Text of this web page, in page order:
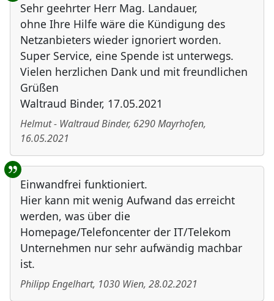
Sehr geehrter Herr Mag. Landauer,
ohne Ihre Hilfe wäre die Kündigung des
Netzanbieters wieder ignoriert worden.
Super Service, eine Spende ist unterwegs.
Vielen herzlichen Dank und mit freundlichen
Grüßen
Waltraud Binder, 17.05.2021
Helmut - Waltraud Binder, 6290Mayrhofen,
16.05.2021
Einwandfrei funktioniert.
Hier kann mit wenig Aufwand das erreicht
werden, was über die
Homepage/Telefoncenter der IT/Telekom
Unternehmen nur sehr aufwändig machbar
ist.
Philipp Engelhart, 1030 Wien, 28.02.2021